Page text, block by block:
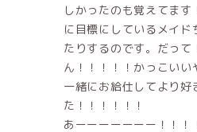
しかったのも覚えてま
に目標にしているメイド
たりするのです。だって
ん！！！！！かっこいい
一緒にお給仕してより好
た！！！！！！
あーーーーーーー！！！